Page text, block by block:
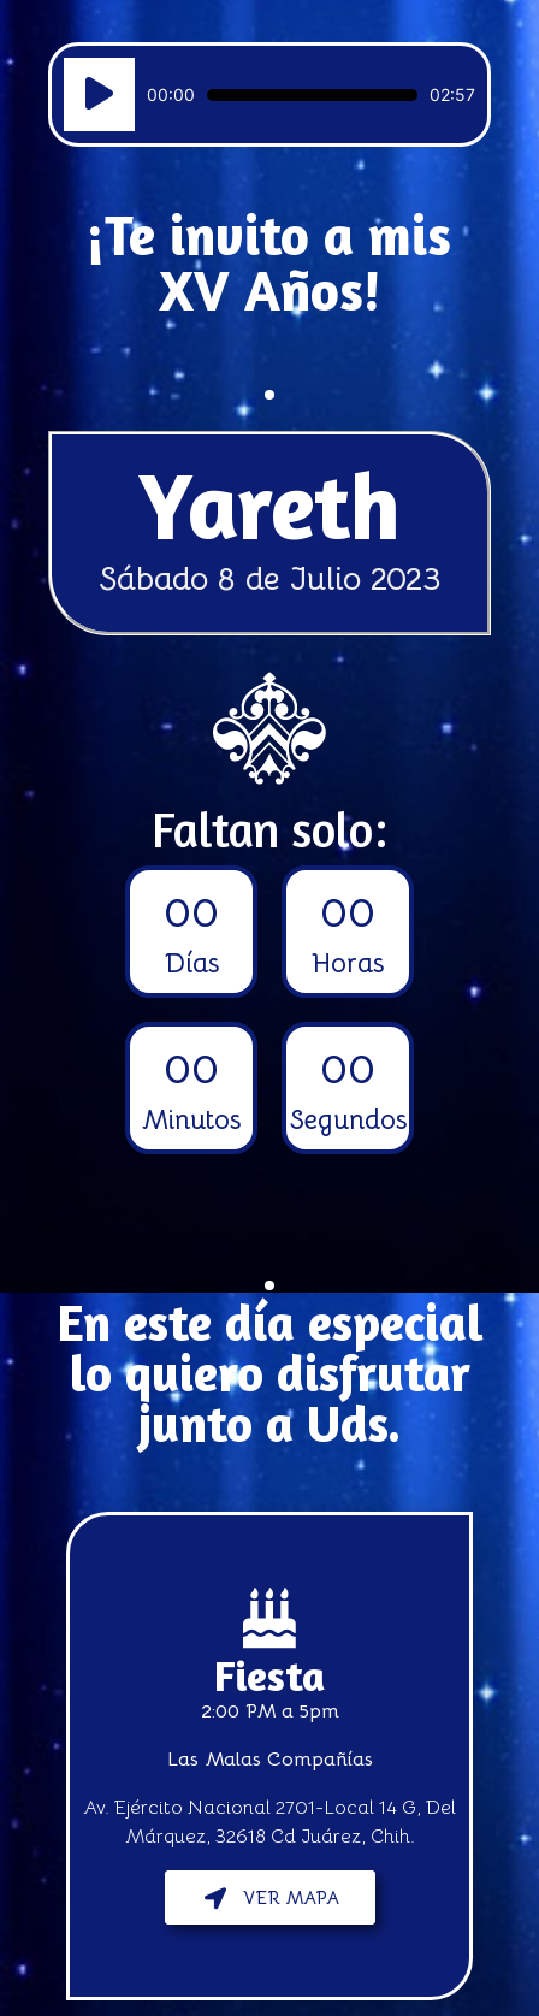
Reproductor
audio
00:00 02:57
¡Te invito a mis
XV Años!
Yareth
Sábado 8 de Julio 2023
Faltan solo:
00
Días
00
Horas
00
Minutos
00
Segundos
En este día especial
lo quiero disfrutar
junto a Uds.
Fiesta
2:00 PM a 5pm
Las Malas Compañías
Av. Ejército Nacional 2701-Local 14 G, Del
Márquez, 32618 Cd Juárez, Chih.
VER MAPA